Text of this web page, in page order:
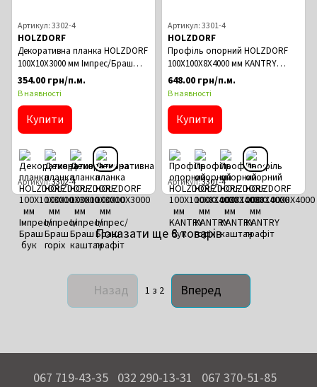
Артикул: 3302-4
HOLZDORF
Декоративна планка HOLZDORF
100Х10Х3000 мм Імпрес/Браш
графіт
354.00 грн/п.м.
В наявності
Купити
Артикул 3302-4
Артикул: 3301-4
HOLZDORF
Профіль опорний HOLZDORF
100Х100Х8Х4000 мм KANTRY
графіт
648.00 грн/п.м.
В наявності
Купити
Артикул 3301-4
Показати ще 8 товарів
Назад 1 з 2 Вперед
067 719-43-35 032 290-13-31 067 370-51-85